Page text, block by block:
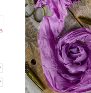
5
Old Fashion Ribbon
Ribbon Satijn Peony
ZUM WARENKORB